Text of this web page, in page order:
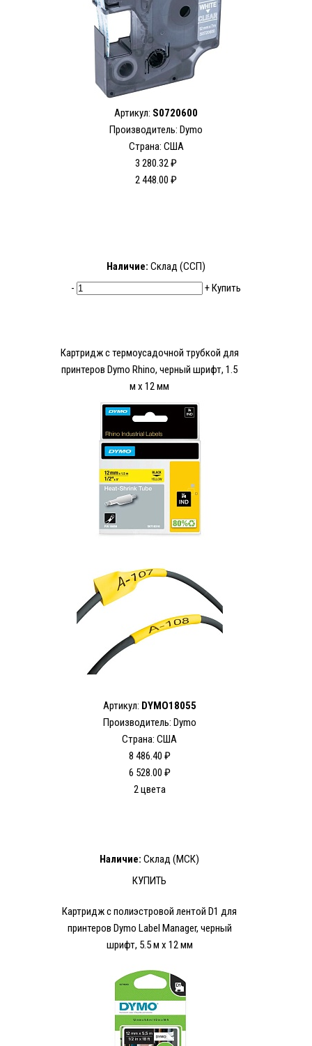
Артикул: S0720600
Производитель: Dymo
Страна: США
3 280.32 ₽
2 448.00 ₽
Наличие: Склад (ССП)
-
+Купить
Картридж с термоусадочной трубкой для
принтеров Dymo Rhino, черный шрифт, 1.5
м x 12 мм
Артикул: DYMO18055
Производитель: Dymo
Страна: США
8 486.40 ₽
6 528.00 ₽
2 цвета
Наличие: Склад (МСК)
КУПИТЬ
Картридж c полиэстровой лентой D1 для
принтеров Dymo Label Manager, черный
шрифт, 5.5 м x 12 мм